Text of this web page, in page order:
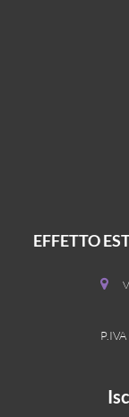
EFFETTO